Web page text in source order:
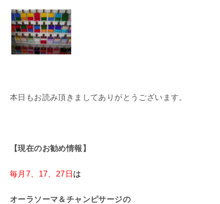
本日もお読み頂きましてありがとうございます。
【現在のお勧め情報】
毎月7、17、27日 は
オーラソーマ＆チャンピサージの